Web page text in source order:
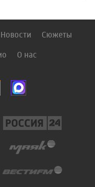
Новости Сюжеты
О нас